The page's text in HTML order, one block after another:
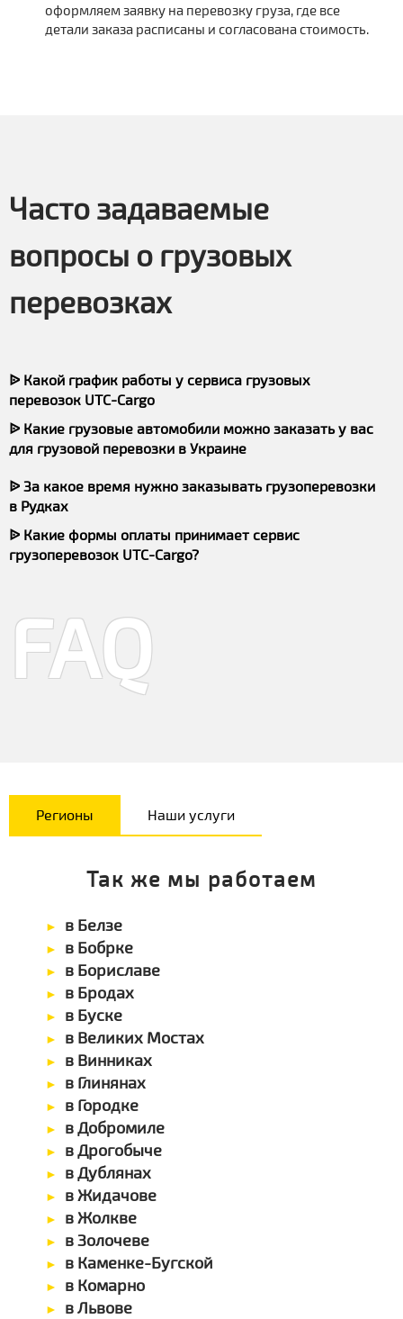
оформляем заявку на перевозку груза, где все
детали заказа расписаны и согласована стоимость.
Часто задаваемые
вопросы о грузовых
перевозках
ᐉ Какой график работы у сервиса грузовых
перевозок UTC-Cargo
ᐉ Какие грузовые автомобили можно заказать у вас
для грузовой перевозки в Украине
ᐉ За какое время нужно заказывать грузоперевозки
в Рудках
ᐉ Какие формы оплаты принимает сервис
грузоперевозок UTC-Cargo?
FAQ
Регионы Наши услуги
Так же мы работаем
в Белзе
в Бобрке
в Бориславе
в Бродах
в Буске
в Великих Мостах
в Винниках
в Глинянах
в Городке
в Добромиле
в Дрогобыче
в Дублянах
в Жидачове
в Жолкве
в Золочеве
в Каменке-Бугской
в Комарно
в Львове